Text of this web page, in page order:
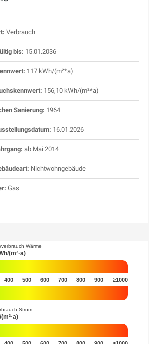
Verbrauch
bis: 15.01.2036
117 kWh/(m²*a)
156,10 kWh/(m²*a)
Sanierung: 1964
16.01.2026
ab Mai 2014
Nichtwohngebäude
Gas
Wärme
(m²·a)
400 500 600 700 800 900 ≥1000
Strom